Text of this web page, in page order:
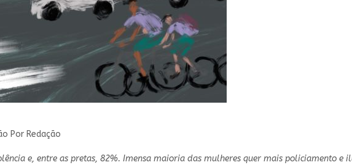
Por Redação
e, entre as pretas, 82%. Imensa maioria das mulheres quer mais policiamento e